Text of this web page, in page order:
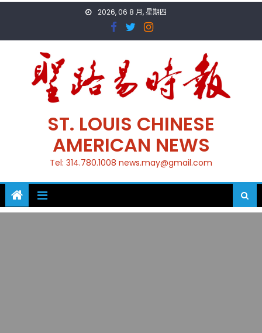
2026, 06 8 月, 星期四
ST. LOUIS CHINESE
AMERICAN NEWS
Tel: 314.780.1008 news.may@gmail.com